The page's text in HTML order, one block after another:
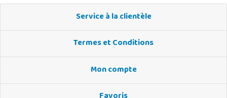
Service à la clientèle
Termes et Conditions
Mon compte